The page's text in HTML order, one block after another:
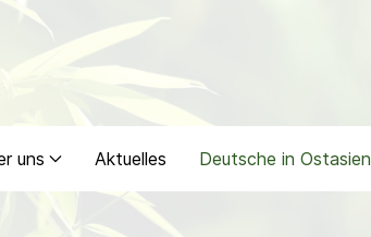
uns Aktuelles Deutsche in Ostasien